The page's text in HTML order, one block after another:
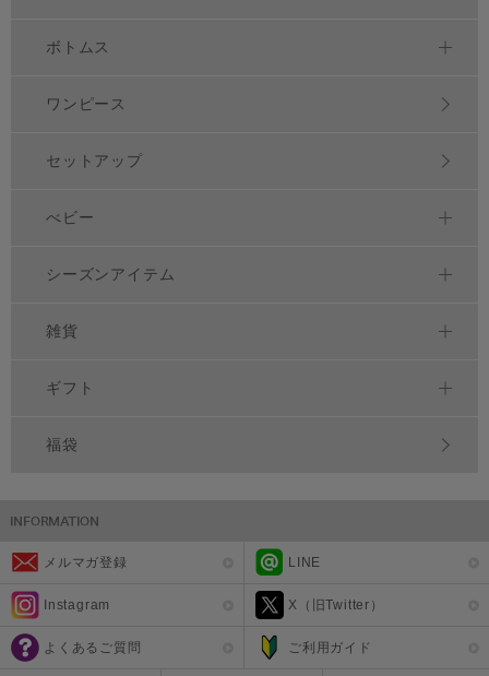
ボトムス
ワンピース
セットアップ
べビー
シーズンアイテム
雑貨
ギフト
福袋
メルマガ登録 LINE
Instagram X（旧Twitter）
よくあるご質問 ご利用ガイド